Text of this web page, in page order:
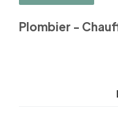
Plombier -